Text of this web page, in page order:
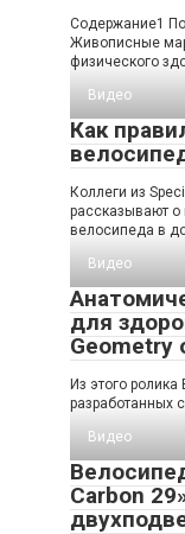
Содержание1
Живописные
физического
Видео
Как
Коллеги из
рассказывают о
велосипеда в
Видео
для
Geometry
Из этого
разработанных
Видео
Carbon